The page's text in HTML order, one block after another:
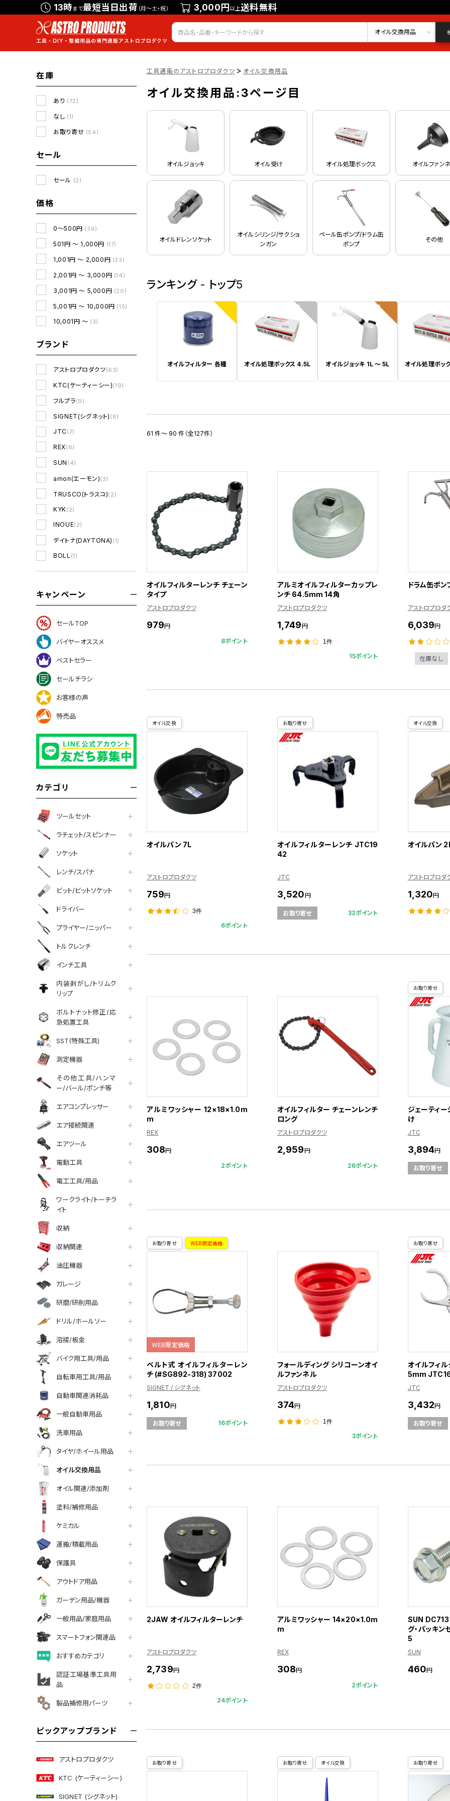
13時まで最短当日出荷 （月～土・祝） 3,000円以上送料無料
会員登録 ログイン
お気に入り
オイル交換用品
在庫
あり (72)
なし (1)
お取り寄せ (54)
セール
セール (2)
価格
0～500円 (36)
501円 ～ 1,000円 (17)
1,001円 ～ 2,000円 (23)
2,001円 ～ 3,000円 (14)
3,001円 ～ 5,000円 (20)
5,001円 ～ 10,000円 (15)
10,001円 ～ (3)
ブランド
アストロプロダクツ(63)
KTC(ケーティーシー)(19)
フルプラ(9)
SIGNET(シグネット) (8)
JTC (7)
REX(6)
SUN (4)
amon(エーモン)(3)
TRUSCO(トラスコ)(2)
KYK(2)
INOUE(2)
デイトナ(DAYTONA) (1)
BOLL (1)
キャンペーン
セールTOP
バイヤーオススメ
ベストセラー
セールチラシ
お客様の声
特売品
カテゴリ
ツールセット
ラチェット/スピンナー
ソケット
レンチ/スパナ
ビット/ビットソケット
ドライバー
プライヤー/ニッパー
トルクレンチ
インチ工具
内装剥がし/トリムク
リップ
ボルトナット修正/応
急処置工具
SST(特殊工具)
測定機器
その他工具/ハンマ
ー/バール/ポンチ等
エアコンプレッサー
エア接続関連
エアツール
電動工具
電工工具/用品
ワークライト/トーチラ
イト
収納
収納関連
油圧機器
ガレージ
研磨/研削用品
ドリル/ホールソー
溶接/板金
バイク用工具/用品
自転車用工具/用品
自動車関連消耗品
一般自動車用品
洗車用品
タイヤ/ホイール用品
オイル交換用品
オイル関連/添加剤
塗料/補修用品
ケミカル
運搬/積載用品
保護具
アウトドア用品
ガーデン用品/機器
一般用品/家庭用品
スマートフォン関連品
おすすめカテゴリ
認証工場基準工具用
品
製品補修用パーツ
ピックアップブランド
アストロプロダクツ
KTC (ケーティーシー)
SIGNET (シグネット)
工具通販のアストロプロダクツ > オイル交換用品
オイル交換用品:3ページ目
オイルジョッキ オイル受け オイル処理ボックス オイルファン
オイルドレンソケット
オイルシリンジ/サクショ
ンガン
ペール缶ポンプ/ドラム缶
ポンプ
その他
ランキング - トップ5
1
オイルフィルター 各種
2
オイル処理ボックス 4.5L
3
オイルジョッキ 1L ～ 5L オイル処理ボッ
61 件～ 90 件（全127件）
オイルフィルターレンチ チェーン
タイプ
アストロプロダクツ
979円
8ポイント
アルミオイルフィルターカップレ
ンチ 64.5mm 14角
アストロプロダクツ
1,749円
1件
15ポイント
ドラム缶ポン
アストロプロダ
6,039円
在庫なし
オイル交換
オイルパン 7L
アストロプロダクツ
759円
3件
6ポイント
お取り寄せ
オイルフィルターレンチ JTC19
42
JTC
3,520円
お取り寄せ 32ポイント
オイル交換
オイルパン
アストロプロダ
1,320円
アルミワッシャー 12×18×1.0m
m
REX
308円
2ポイント
オイルフィルター チェーンレンチ
ロング
アストロプロダクツ
2,959円
26ポイント
お取り寄せ
ジェーティ
け
JTC
3,894円
お取り寄せ
お取り寄せ WEB限定価格
WEB限定価格
ベルト式 オイルフィルターレン
チ (#SG892-318) 37002
SIGNET / シグネット
1,810円
お取り寄せ 16ポイント
フォールディング シリコーンオイ
ルファンネル
アストロプロダクツ
374円
1件
3ポイント
お取り寄せ
オイルフィ
5mm
JTC
3,432円
お取り寄せ
2JAW オイルフィルターレンチ
アストロプロダクツ
2,739円
2件
24ポイント
アルミワッシャー 14×20×1.0m
m
REX
308円
2ポイント
SUN DC713
グ・パッキ
5
SUN
460円
お取り寄せ お取り寄せ オイル交換 お取り寄せ